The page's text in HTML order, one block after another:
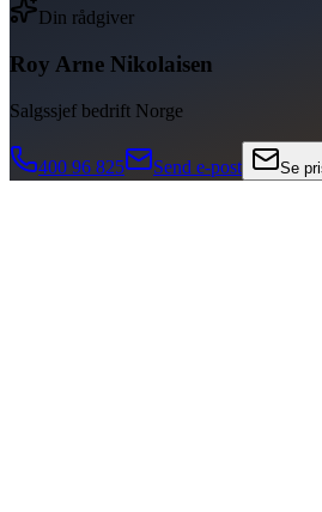
Din rådgiver
Roy Arne Nikolaisen
Salgssjef bedrift Norge
400 96 825 Send e-post Se